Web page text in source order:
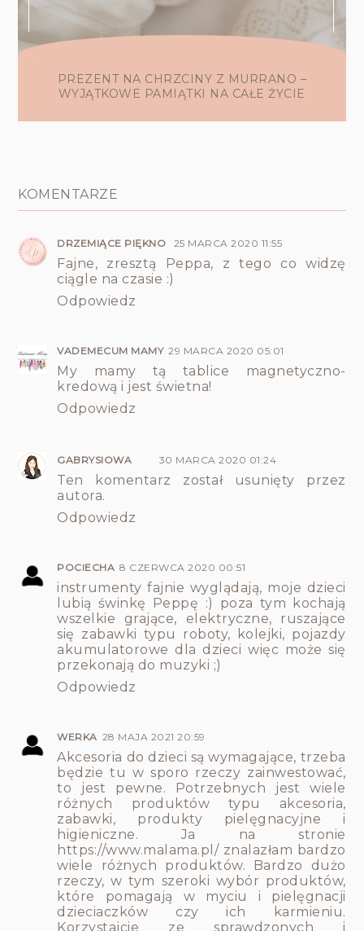
PREZENT NA CHRZCINY Z MURRANO –
WYJĄTKOWE PAMIĄTKI NA CAŁE ŻYCIE
KOMENTARZE
DRZEMIĄCE PIĘKNO 25 MARCA 2020 11:55
Fajne, zresztą Peppa, z tego co widzę
ciągle na czasie :)
Odpowiedz
VADEMECUM MAMY 29 MARCA 2020 05:01
My mamy tą tablice magnetyczno-
kredową i jest świetna!
Odpowiedz
GABRYSIOWA 30 MARCA 2020 01:24
Ten komentarz został usunięty przez
autora.
Odpowiedz
POCIECHA 8 CZERWCA 2020 00:51
instrumenty fajnie wyglądają, moje dzieci
lubią świnkę Peppę :) poza tym kochają
wszelkie grające, elektryczne, ruszające
się zabawki typu roboty, kolejki, pojazdy
akumulatorowe dla dzieci więc może się
przekonają do muzyki ;)
Odpowiedz
WERKA 28 MAJA 2021 20:59
Akcesoria do dzieci są wymagające, trzeba
będzie tu w sporo rzeczy zainwestować,
to jest pewne. Potrzebnych jest wiele
różnych produktów typu akcesoria,
zabawki, produkty pielęgnacyjne i
higieniczne. Ja na stronie
https://www.malama.pl/ znalazłam bardzo
wiele różnych produktów. Bardzo dużo
rzeczy, w tym szeroki wybór produktów,
które pomagają w myciu i pielęgnacji
dzieciaczków czy ich karmieniu.
Korzystajcie ze sprawdzonych i